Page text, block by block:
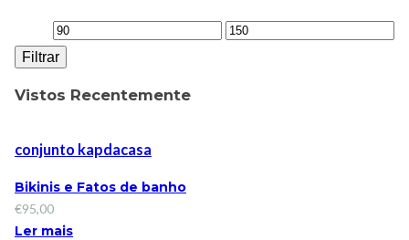
Filtrar
Vistos Recentemente
conjunto kapdacasa
Bikinis e Fatos de banho
€95,00
Ler mais